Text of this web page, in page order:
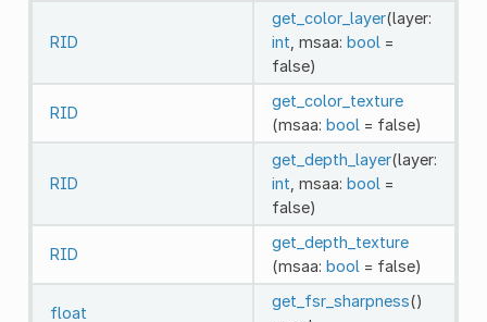
RID
get_color_layer(layer:
int , msaa: bool =
false)
RID
get_color_texture
(msaa: bool = false)
RID
get_depth_layer(layer:
int , msaa: bool =
false)
RID
get_depth_texture
(msaa: bool = false)
float
get_fsr_sharpness()